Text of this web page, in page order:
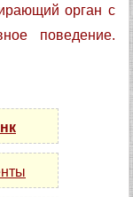
орган с
поведение.